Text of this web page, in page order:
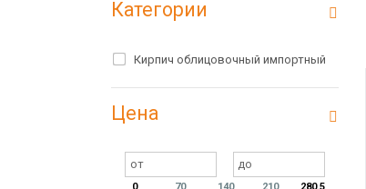
Категории
Кирпич облицовочный импортный
Цена
0 70 140 210 280.53